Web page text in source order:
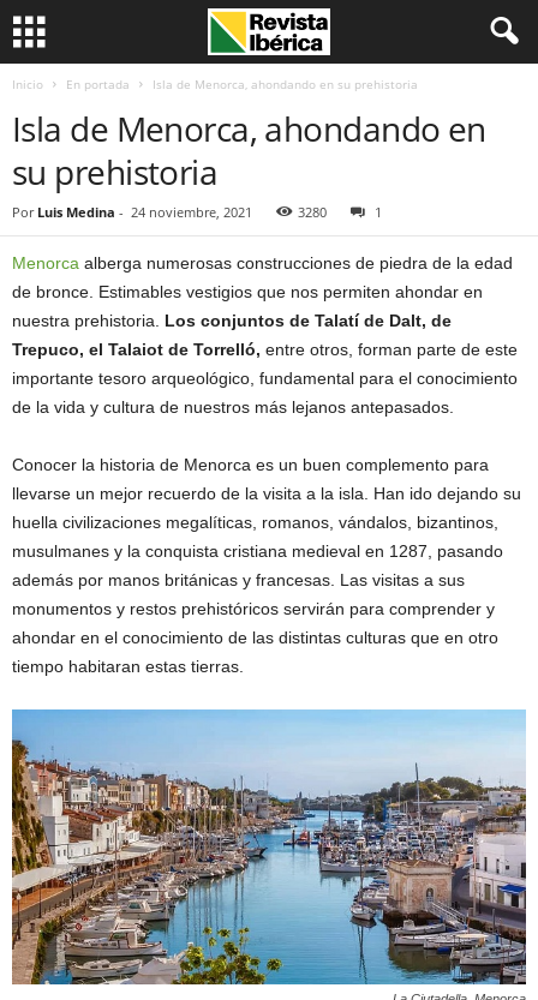
Inicio En portada Isla de Menorca, ahondando en su prehistoria
Isla de Menorca, ahondando en
su prehistoria
Por Luis Medina - 24 noviembre, 2021 3280 1
Menorca alberga numerosas construcciones de piedra de la edad
de bronce. Estimables vestigios que nos permiten ahondar en
nuestra prehistoria. Los conjuntos de Talatí de Dalt, de
Trepuco, el Talaiot de Torrelló, entre otros, forman parte de este
importante tesoro arqueológico, fundamental para el conocimiento
de la vida y cultura de nuestros más lejanos antepasados.
Conocer la historia de Menorca es un buen complemento para
llevarse un mejor recuerdo de la visita a la isla. Han ido dejando su
huella civilizaciones megalíticas, romanos, vándalos, bizantinos,
musulmanes y la conquista cristiana medieval en 1287, pasando
además por manos británicas y francesas. Las visitas a sus
monumentos y restos prehistóricos servirán para comprender y
ahondar en el conocimiento de las distintas culturas que en otro
tiempo habitaran estas tierras.